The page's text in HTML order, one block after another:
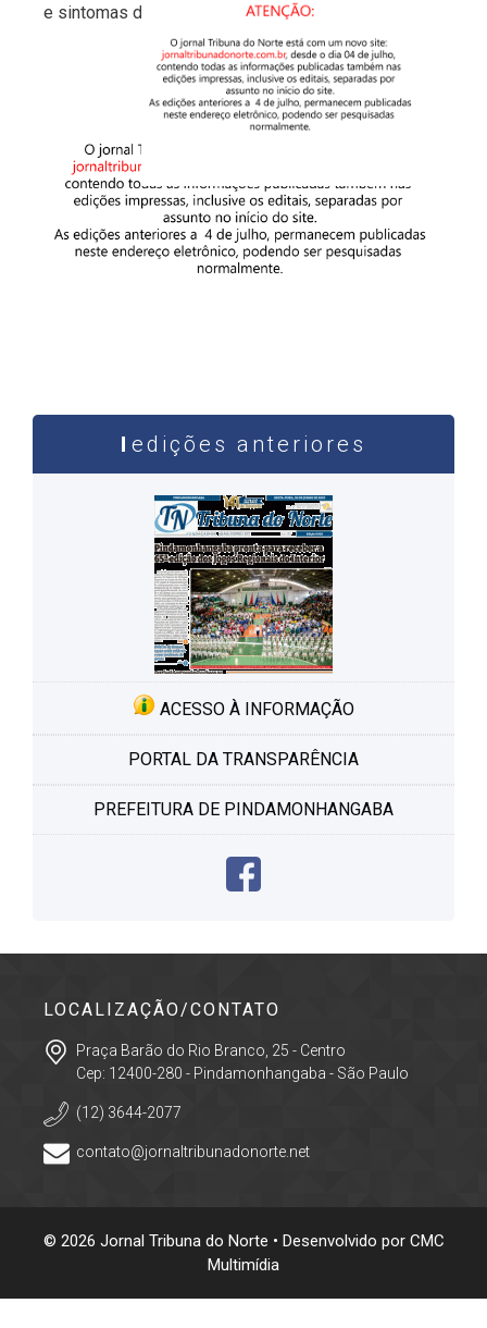
e sintomas da doença, entre outras ações.
edições anteriores
ACESSO À INFORMAÇÃO
PORTAL DA TRANSPARÊNCIA
PREFEITURA DE PINDAMONHANGABA
LOCALIZAÇÃO/CONTATO
Praça Barão do Rio Branco, 25 - Centro
Cep: 12400-280 - Pindamonhangaba - São Paulo
(12) 3644-2077
contato@jornaltribunadonorte.net
© 2026 Jornal Tribuna do Norte • Desenvolvido por CMC
Multimídia